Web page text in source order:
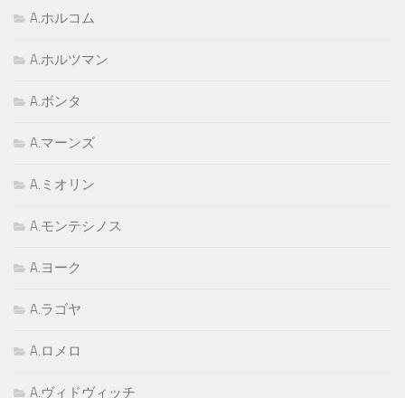
A.ホルコム
A.ホルツマン
A.ボンタ
A.マーンズ
A.ミオリン
A.モンテシノス
A.ヨーク
A.ラゴヤ
A.ロメロ
A.ヴィドヴィッチ